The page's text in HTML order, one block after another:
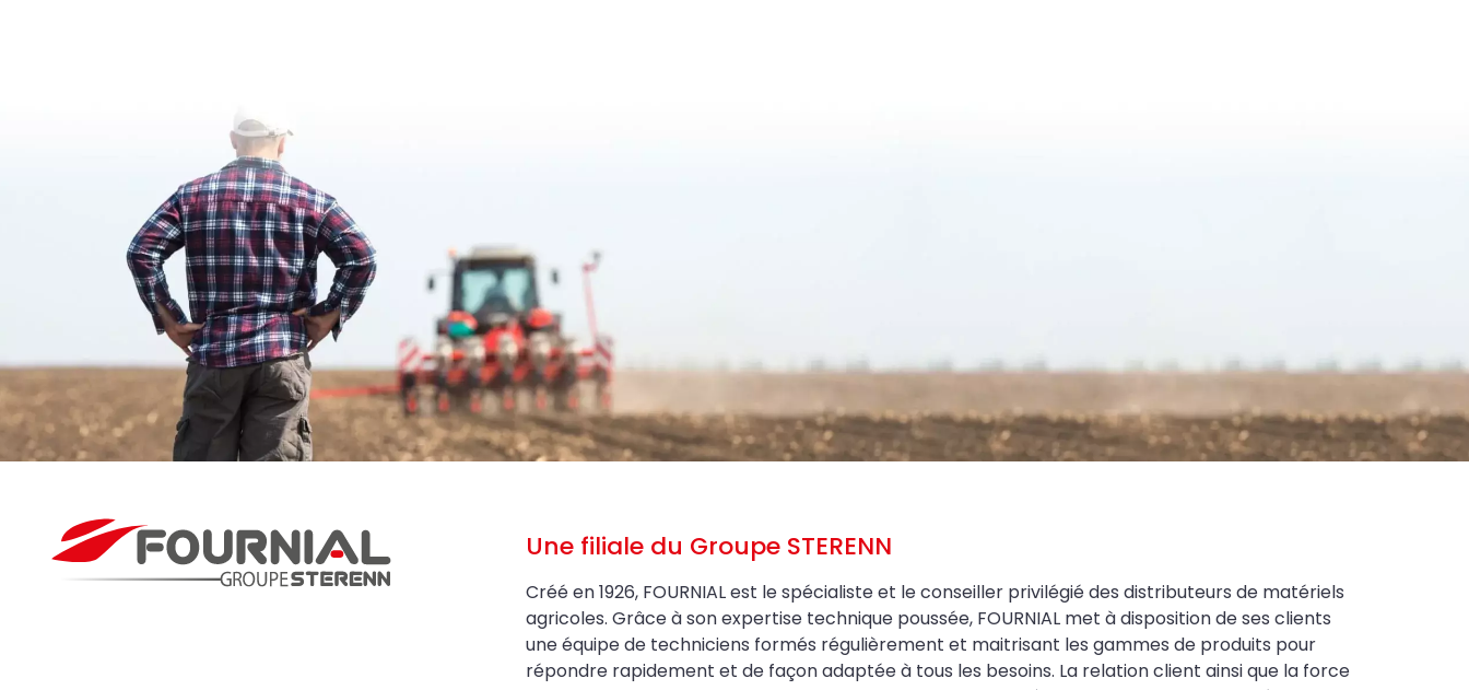
Une filiale du Groupe STERENN
Créé en 1926, FOURNIAL est le spécialiste et le conseiller privilégié des distributeurs de matériels
agricoles. Grâce à son expertise technique poussée, FOURNIAL met à disposition de ses clients
une équipe de techniciens formés régulièrement et maitrisant les gammes de produits pour
répondre rapidement et de façon adaptée à tous les besoins. La relation client ainsi que la force